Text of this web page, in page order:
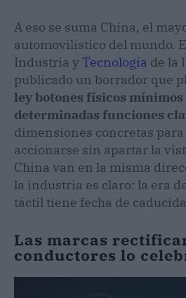
A eso se suma China, el
automovilístico del mundo.
Industria yTecnología de la
publicado un borrador que
ley botones físicos mínimos
determinadas funciones
dimensiones concretas
accionarse sin apartar la
China van en la misma
la industria es claro: la era
táctil tiene fecha de
Las marcas
conductores lo